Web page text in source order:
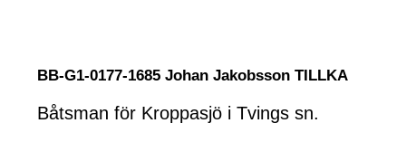
BB-G1-0177-1685 Johan Jakobsson TILLKA
Båtsman för Kroppasjö i Tvings sn.